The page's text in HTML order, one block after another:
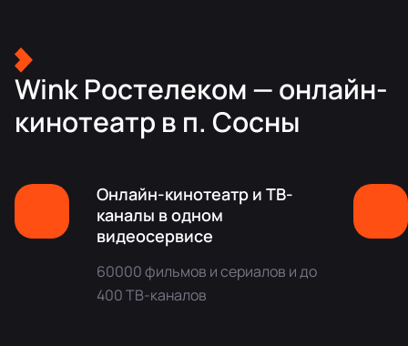
Wink Ростелеком — онлайн-
кинотеатр в п. Сосны
Онлайн-кинотеатр и ТВ-
каналы в одном
видеосервисе
60000 фильмов и сериалов и до
400 ТВ-каналов